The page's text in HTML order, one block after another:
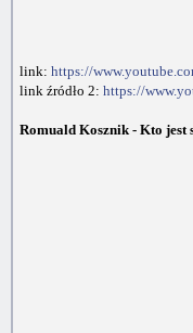
link: https://
link źródło 2: https://
Romuald Kosznik - Kto jest